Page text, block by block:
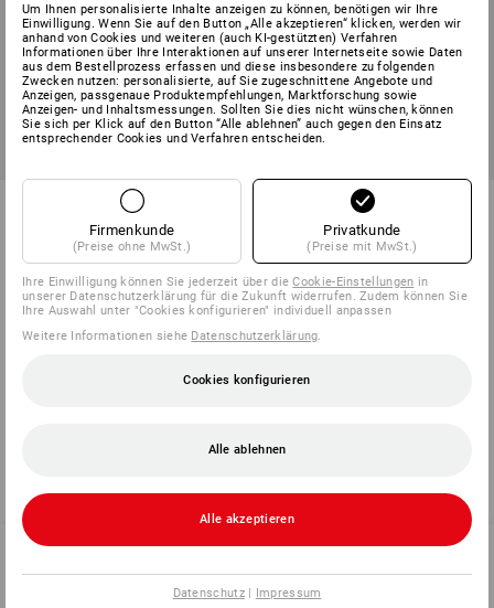
Sechskant-Muttern DIN 934 in
STRAUSSbox mini
Variante
ab 21,48 €
(m. MwSt.) ab 6 Sets
Hutmuttern-Sortiment DIN 1587
in STRAUSSbox mini
Variante
ab 27,48 €
(m. MwSt.) ab 6 Sets
Sie haben sich bereits 6 von 6 Artikeln angesehen.
SERVICE 07 32 / 33 67 14
Um Ihnen personalisierte Inhalte anzeigen zu können, benötigen wir Ihre
Einwilligung. Wenn Sie auf den Button „Alle akzeptieren“ klicken, werden wir
anhand von Cookies und weiteren (auch KI-gestützten) Verfahren
Informationen über Ihre Interaktionen auf unserer Internetseite sowie Daten
aus dem Bestellprozess erfassen und diese insbesondere zu folgenden
Zwecken nutzen: personalisierte, auf Sie zugeschnittene Angebote und
Anzeigen, passgenaue Produktempfehlungen, Marktforschung sowie
Anzeigen- und Inhaltsmessungen. Sollten Sie dies nicht wünschen, können
Sie sich per Klick auf den Button “Alle ablehnen” auch gegen den Einsatz
entsprechender Cookies und Verfahren entscheiden.
Firmenkunde
(Preise ohne MwSt.)
Privatkunde
(Preise mit MwSt.)
Ihre Einwilligung können Sie jederzeit über dieCookie-Einstellungen in
unserer Datenschutzerklärung für die Zukunft widerrufen. Zudem können Sie
Ihre Auswahl unter "Cookies konfigurieren" individuell anpassen
Weitere Informationen siehe Datenschutzerklärung
Cookies konfigurieren
Alle ablehnen
Alle akzeptieren
Datenschutz| Impressum